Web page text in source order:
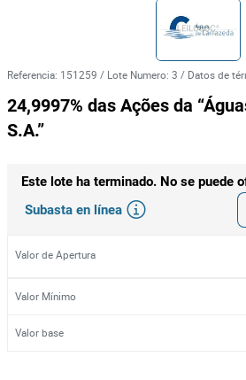
Referencia: 151259 / Lote Numero: 3 / Datos de
24,9997% das Ações da
S.A.”
Este lote ha terminado. No se puede
Subasta en línea
Valor de Apertura
Valor Mínimo
Valor base